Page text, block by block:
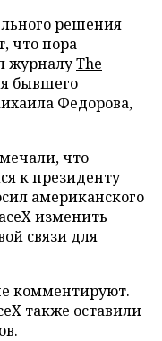
решения
что пора
журналуThe
бывшего
Федорова,
что
к президенту
американского
изменить
связи для
комментируют.
также оставили